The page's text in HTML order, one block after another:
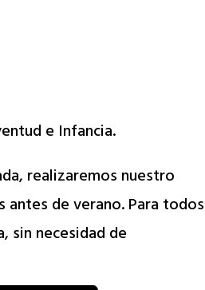
e Infancia.
realizaremos nuestro
de verano. Para todos
sin necesidad de